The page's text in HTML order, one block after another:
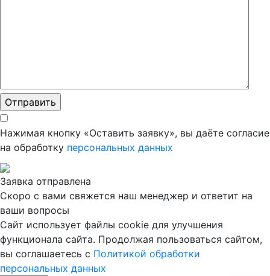
Нажимая кнопку «Оставить заявку», вы даёте согласие
на обработку персональных данных
Заявка отправлена
Скоро с вами свяжется наш менеджер и ответит на
ваши вопросы
Сайт использует файлы cookie для улучшения
функционала сайта. Продолжая пользоваться сайтом,
вы соглашаетесь с Политикой обработки
персональных данных